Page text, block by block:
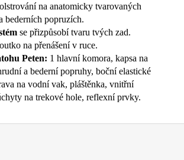
na anatomicky tvarovaných
bederních popruzích.
se přizpůsobí tvaru tvých zad.
na přenášení v ruce.
Peten: 1 hlavní komora, kapsa na
a bederní popruhy, boční elastické
na vodní vak, pláštěnka, vnitřní
na trekové hole, reflexní prvky.